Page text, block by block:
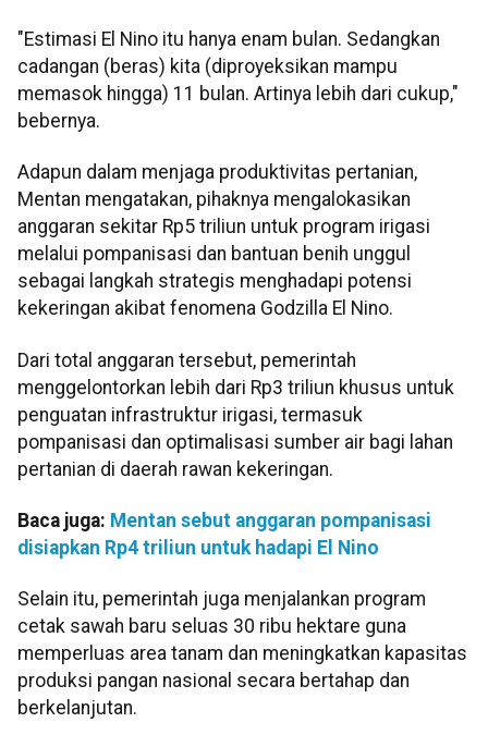
"Estimasi El Nino itu hanya enam bulan. Sedangkan
cadangan (beras) kita (diproyeksikan mampu
memasok hingga) 11 bulan. Artinya lebih dari cukup,"
bebernya.
Adapun dalam menjaga produktivitas pertanian,
Mentan mengatakan, pihaknya mengalokasikan
anggaran sekitar Rp5 triliun untuk program irigasi
melalui pompanisasi dan bantuan benih unggul
sebagai langkah strategis menghadapi potensi
kekeringan akibat fenomena Godzilla El Nino.
Dari total anggaran tersebut, pemerintah
menggelontorkan lebih dari Rp3 triliun khusus untuk
penguatan infrastruktur irigasi, termasuk
pompanisasi dan optimalisasi sumber air bagi lahan
pertanian di daerah rawan kekeringan.
Baca juga: Mentan sebut anggaran pompanisasi
disiapkan Rp4 triliun untuk hadapi El Nino
Selain itu, pemerintah juga menjalankan program
cetak sawah baru seluas 30 ribu hektare guna
memperluas area tanam dan meningkatkan kapasitas
produksi pangan nasional secara bertahap dan
berkelanjutan.